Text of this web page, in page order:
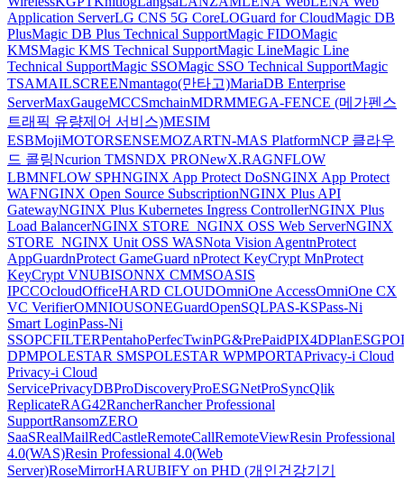
Application ServerLG CNS 5G CoreLOGuard for CloudMagic DB
PlusMagic DB Plus Technical SupportMagic FIDOMagic
KMSMagic KMS Technical SupportMagic LineMagic Line
Technical SupportMagic SSOMagic SSO Technical SupportMagic
TSAMAILSCREENmantago(만타고)MariaDB Enterprise
ServerMaxGaugeMCCSmchainMDRMMEGA-FENCE (메가펜스
트래픽 유량제어 서비스)MESIM
ESBMojiMOTORSENSEMOZARTN-MAS PlatformNCP 클라우
드 콜링Ncurion TMSNDX PRONewX.RAGNFLOW
LBMNFLOW SPHNGINX App Protect DoSNGINX App Protect
WAFNGINX Open Source SubscriptionNGINX Plus API
GatewayNGINX Plus Kubernetes Ingress ControllerNGINX Plus
Load BalancerNGINX STORE_NGINX OSS Web ServerNGINX
STORE_NGINX Unit OSS WASNota Vision AgentnProtect
AppGuardnProtect GameGuard nProtect KeyCrypt MnProtect
KeyCrypt VNUBISONNX CMMSOASIS
IPCCOcloudOfficeHARD CLOUDOmniOne AccessOmniOne CX
VC VerifierOMNIOUSONEGuardOpenSQLPAS-KSPass-Ni
Smart LoginPass-Ni
SSOPCFILTERPentahoPerfecTwinPG&PrePaidPIX4DPlanESG
DPMPOLESTAR SMSPOLESTAR WPMPORTAPrivacy-i Cloud
Privacy-i Cloud
ServicePrivacyDBProDiscoveryProESGNetProSyncQlik
ReplicateRAG42RancherRancher Professional
SupportRansomZERO
SaaSRealMailRedCastleRemoteCallRemoteViewResin Professional
4.0(WAS)Resin Professional 4.0(Web
Server)RoseMirrorHARUBIFY on PHD (개인건강기기